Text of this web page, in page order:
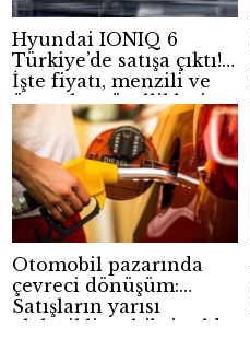
Hyundai IONIQ 6
Türkiye’de satışa çıktı!
İşte fiyatı, menzili ve
öne çıkan özellikleri
Otomobil pazarında
çevreci dönüşüm:
Satışların yarısı
elektrikli ve hibrit oldu